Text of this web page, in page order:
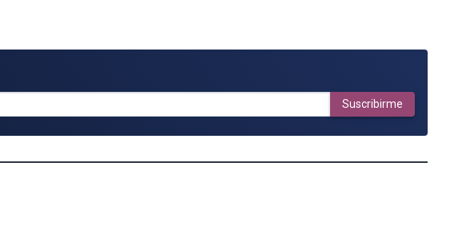
Suscribirme